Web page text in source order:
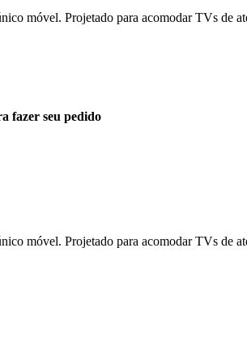
móvel. Projetado para acomodar TVs de
fazer seu pedido
móvel. Projetado para acomodar TVs de